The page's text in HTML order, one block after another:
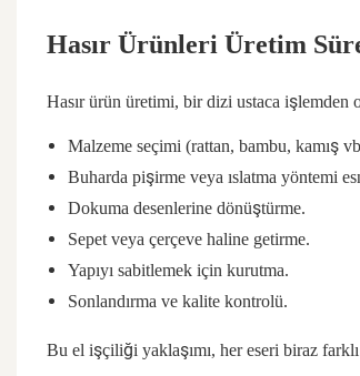
Hasır Ürünleri Üretim
Hasır ürün üretimi, bir dizi ustaca işlemden
Malzeme seçimi (rattan, bambu, kamış
Buharda pişirme veya ıslatma yöntemi
Dokuma desenlerine dönüştürme.
Sepet veya çerçeve haline getirme.
Yapıyı sabitlemek için kurutma.
Sonlandırma ve kalite kontrolü.
Bu el işçiliği yaklaşımı, her eseri biraz